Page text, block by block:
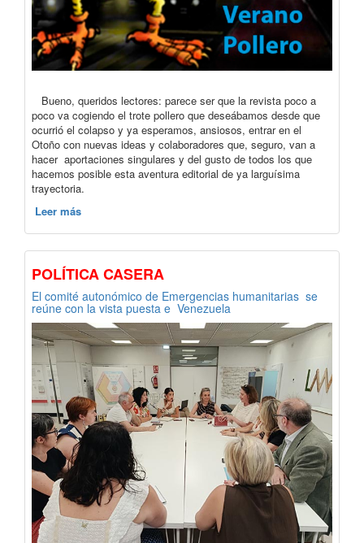
Bueno, queridos lectores: parece ser que la revista poco a
poco va cogiendo el trote pollero que deseábamos desde que
ocurrió el colapso y ya esperamos, ansiosos, entrar en el
Otoño con nuevas ideas y colaboradores que, seguro, van a
hacer aportaciones singulares y del gusto de todos los que
hacemos posible esta aventura editorial de ya larguísima
trayectoria.
Leer más
POLÍTICA CASERA
El comité autonómico de Emergencias humanitarias se
reúne con la vista puesta e Venezuela